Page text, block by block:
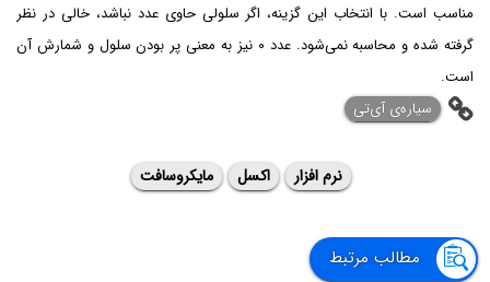
مناسب است. با انتخاب این گزینه، اگر سلولی حاوی عدد نباشد، خالی در نظر
گرفته شده و محاسبه نمی‌شود. عدد ۰ نیز به معنی پر بودن سلول و شمارش آن
است.
سیاره‌ی ‌آی‌تی
نرم افزار اکسل مایکروسافت
مطالب مرتبط